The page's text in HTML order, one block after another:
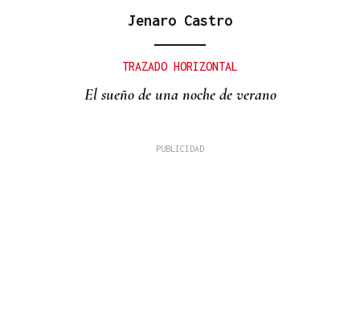
Jenaro Castro
TRAZADO HORIZONTAL
El sueño de una noche de verano